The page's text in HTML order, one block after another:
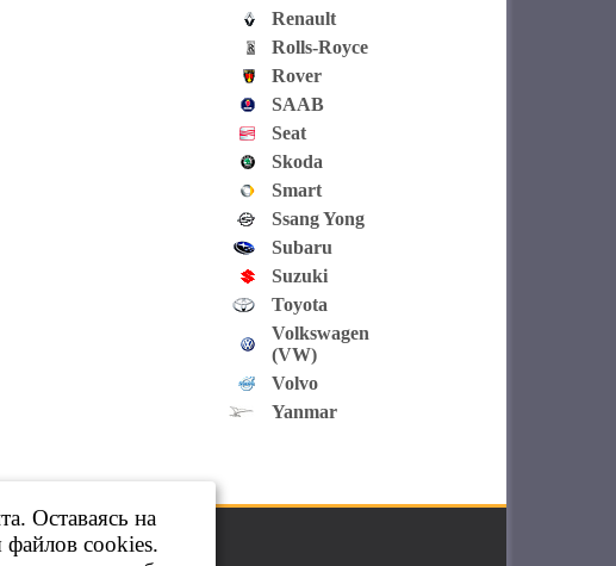
Renault
Rolls-Royce
Rover
SAAB
Seat
Skoda
Smart
Ssang Yong
Subaru
Suzuki
Toyota
Volkswagen
(VW)
Volvo
Yanmar
Оставаясь на
файлов cookies.